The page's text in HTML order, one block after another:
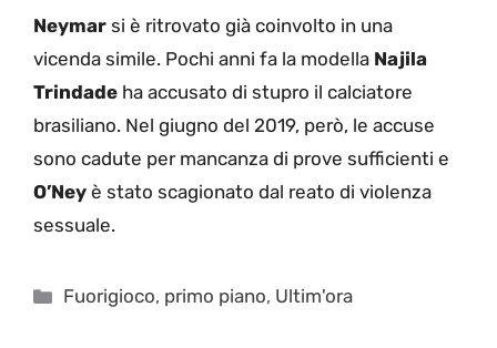
Neymar si è ritrovato già coinvolto in una
vicenda simile. Pochi anni fa la modella Najila
Trindade ha accusato di stupro il calciatore
brasiliano. Nel giugno del 2019, però, le accuse
sono cadute per mancanza di prove sufficienti e
O’Ney è stato scagionato dal reato di violenza
sessuale.
Categorie
Fuorigioco, primo piano, Ultim'ora